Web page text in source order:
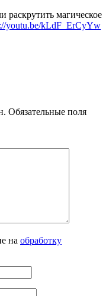
раскрутить магическое
youtu.be/kLdF_ErCyYw
Обязательные поля
на обработку